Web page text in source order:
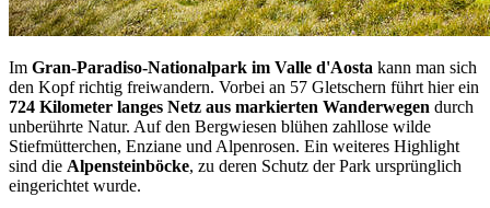
Im Gran-Paradiso-Nationalpark im Valle d'Aosta kann man sich
den Kopf richtig freiwandern. Vorbei an 57 Gletschern führt hier ein
724 Kilometer langes Netz aus markierten Wanderwegen durch
unberührte Natur. Auf den Bergwiesen blühen zahllose wilde
Stiefmütterchen, Enziane und Alpenrosen. Ein weiteres Highlight
sind die Alpensteinböcke, zu deren Schutz der Park ursprünglich
eingerichtet wurde.